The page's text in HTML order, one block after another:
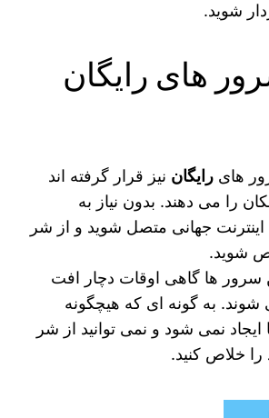
شوید.
های رایگان
هایرایگان نیز قرار گرفته‌ اند
را می دهند. بدون نیاز به
اینترنت جهانی متصل شوید و از شر
شوید.
سرور ها گاهی اوقات دچار افت
به گونه ای که هیچگونه
نمی‌ شود و نمی‌ توانید از شر
را خلاص کنید.